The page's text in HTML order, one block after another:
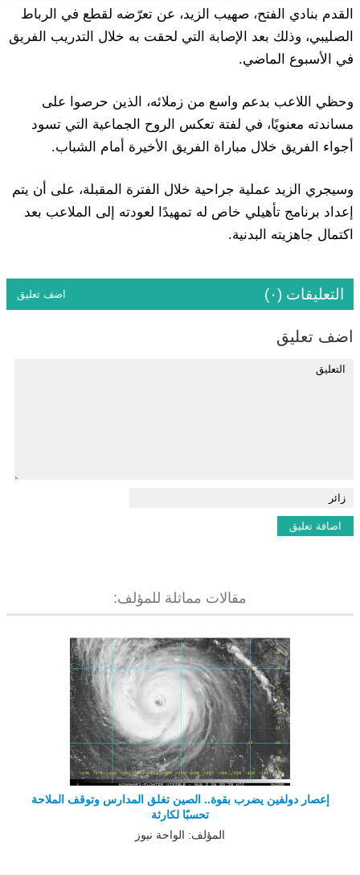
القدم بنادي الفتح، صهيب الزيد، عن تعرّضه لقطع في الرباط
الصليبي، وذلك بعد الإصابة التي لحقت به خلال التدريب الفريق
في الأسبوع الماضي.
وحظي اللاعب بدعم واسع من زملائه، الذين حرصوا على
مساندته معنويًا، في لفتة تعكس الروح الجماعية التي تسود
أجواء الفريق خلال مباراة الفريق الأخيرة أمام الشباب.
وسيجري الزيد عملية جراحية خلال الفترة المقبلة، على أن يتم
إعداد برنامج تأهيلي خاص له تمهيدًا لعودته إلى الملاعب بعد
اكتمال جاهزيته البدنية.
التعليقات (٠) اضف تعليق
اضف تعليق
مقالات مماثلة للمؤلف:
إعصار دولفين يضرب بقوة.. الصين تغلق المدارس وتوقف الملاحة
تحسبًا لكارثة
المؤلف: الواحة نيوز